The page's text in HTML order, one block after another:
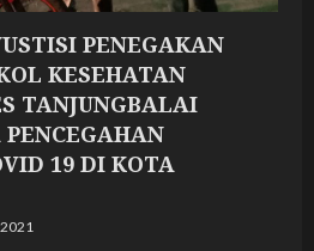
PENEGAKAN
KESEHATAN
TANJUNGBALAI
19 DI KOTA